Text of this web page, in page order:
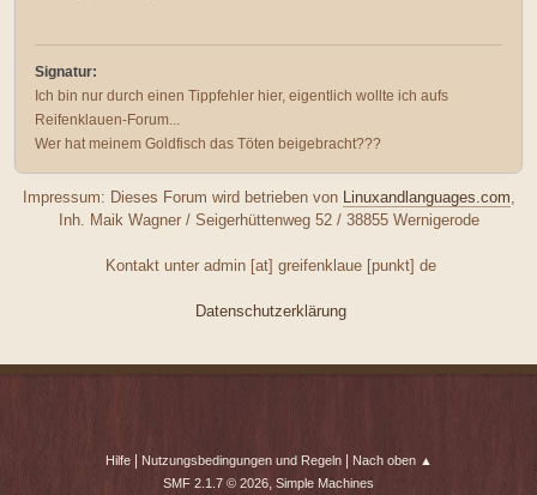
Signatur:
Ich bin nur durch einen Tippfehler hier, eigentlich wollte ich aufs
Reifenklauen-Forum...
Wer hat meinem Goldfisch das Töten beigebracht???
Impressum: Dieses Forum wird betrieben von Linuxandlanguages.com
Inh. Maik Wagner / Seigerhüttenweg 52 / 38855 Wernigerode
Kontakt unter admin [at] greifenklaue [punkt] de
Datenschutzerklärung
Hilfe| Nutzungsbedingungen und Regeln|
Nach oben ▲
SMF 2.1.7 © 2026, Simple Machines